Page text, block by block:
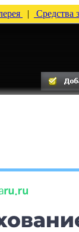
| Средства